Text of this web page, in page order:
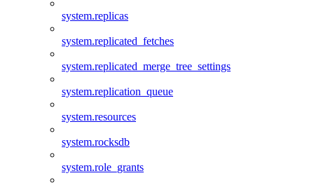
system.replicas
system.replicated_fetches
system.replicated_merge_tree_settings
system.replication_queue
system.resources
system.rocksdb
system.role_grants